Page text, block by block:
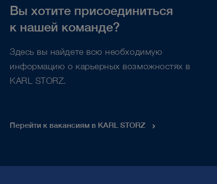
Вы хотите присоединиться
к нашей команде?
Здесь вы найдете всю необходимую
информацию о карьерных возможностях в
KARL STORZ.
Перейти к вакансиям в KARL STORZ